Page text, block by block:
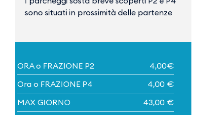
sono situati in prossimità delle partenze
ORA o FRAZIONE P2
4,00€
Ora o FRAZIONE P4
4,00 €
MAX GIORNO
43,00 €